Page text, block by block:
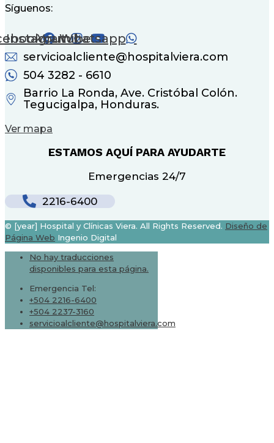
Síguenos:
Instagram
Youtube
Whatsapp
servicioalcliente@hospitalviera.com
504 3282 - 6610
Barrio La Ronda, Ave. Cristóbal Colón.
Tegucigalpa, Honduras.
Ver mapa
ESTAMOS AQUÍ PARA AYUDARTE
Emergencias 24/7
2216-6400
© [year] Hospital y Clínicas Viera. All Rights Reserved. Diseño de
Página Web Ingenio Digital
No hay traducciones
disponibles para esta página.
Emergencia Tel:
+504 2216-6400
+504 2237-3160
servicioalcliente@hospitalviera.com